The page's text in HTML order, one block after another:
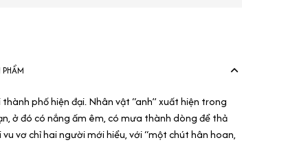
phố hiện đại. Nhân vật “anh” xuất hiện trong
ở đó có nắng ấm êm, có mưa thành dòng để thả
vơ chỉ hai người mới hiểu, với “một chút hân hoan,